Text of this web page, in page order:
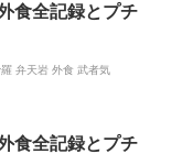
食全記録とプチ
弁天岩 外食 武者気
食全記録とプチ